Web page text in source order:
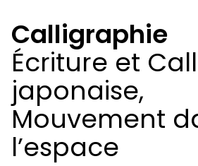
Calligraphie
Écriture et
japonaise,
Mouvement
l’espace